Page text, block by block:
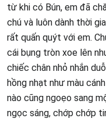
từ khi có Bún, em đã
chú và luôn dành thời
rất quấn quýt với em.
cái bụng tròn xoe lên
chiếc chân nhỏ nhắn
hồng nhạt như màu
nào cũng ngoẹo sang
ngọc sáng, chớp chớp